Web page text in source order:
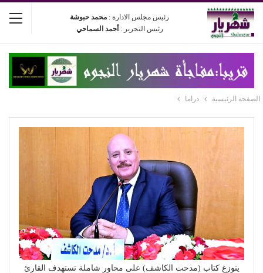
رئيس مجلس الادارة : محمد حبوشة
رئيس التحرير : أحمد السماحي
الصفحة الرئيسية دراما
يتوزع كتاب (مدحت الكاشف) على محاور شاملة تستهدف القارئ